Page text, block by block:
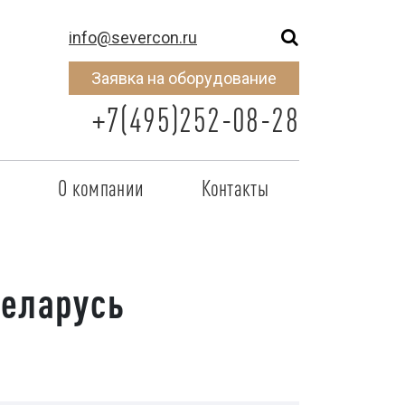
info@severcon.ru
Заявка на оборудование
+7(495)252-08-28
О компании
Новости
Контакты